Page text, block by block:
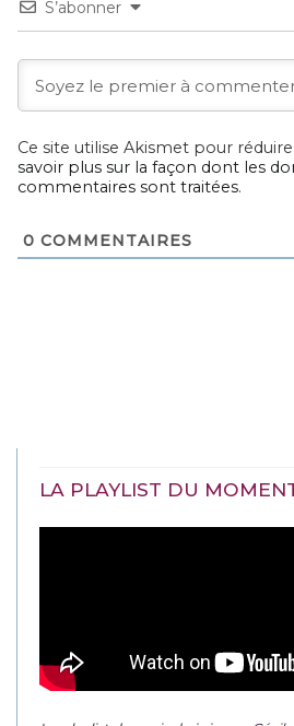
S’abonner
Ce site utilise Akismet pour
savoir plus sur la façon dont les
commentaires sont traitées.
0 COMMENTAIRES
LA PLAYLIST DU